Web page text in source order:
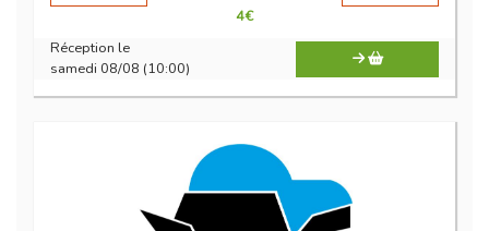
4€
Réception le
samedi 08/08 (10:00)